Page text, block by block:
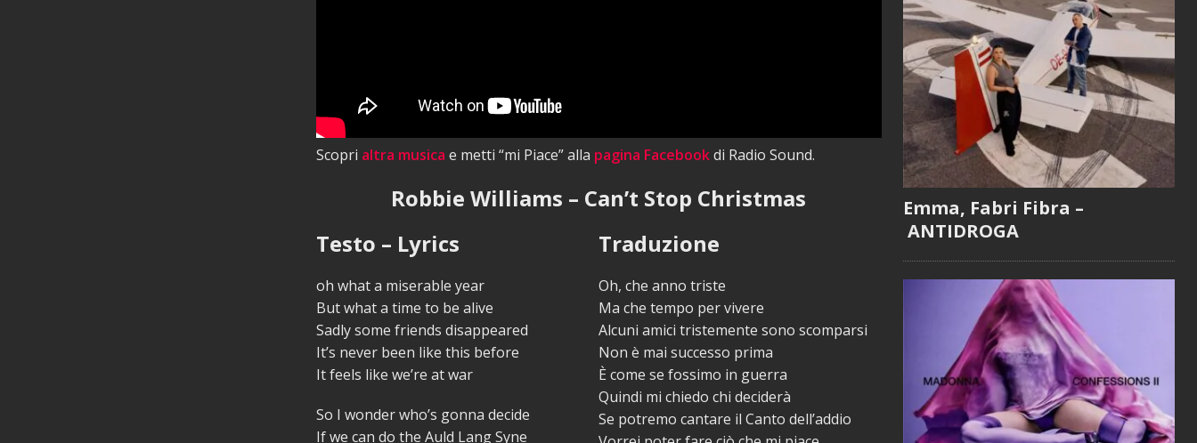
Scopri altra musica e metti “mi Piace” alla pagina Facebookdi Radio Sound.
Robbie Williams – Can’t Stop Christmas
Testo – Lyrics
oh what a miserable year
But what a time to be alive
Sadly some friends disappeared
It’s never been like this before
It feels like we’re at war
So I wonder who’s gonna decide
If we can do the Auld Lang Syne
Traduzione
Oh, che anno triste
Ma che tempo per vivere
Alcuni amici tristemente sono scomparsi
Non è mai successo prima
È come se fossimo in guerra
Quindi mi chiedo chi deciderà
Se potremo cantare il Canto dell’addio
Emma, Fabri Fibra –
ANTIDROGA